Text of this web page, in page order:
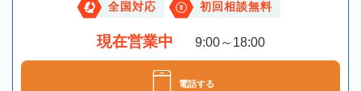
全国対応 初回相談無料
現在営業中 9:00～18:00
電話する